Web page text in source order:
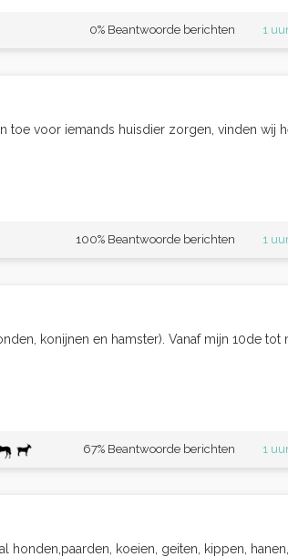
1
0% Beantwoorde berichten
toe voor iemands huisdier zorgen, vinden wij
1
100% Beantwoorde berichten
konijnen en hamster). Vanaf mijn 10de tot
1
67% Beantwoorde berichten
koeien, geiten, kippen, hanen,